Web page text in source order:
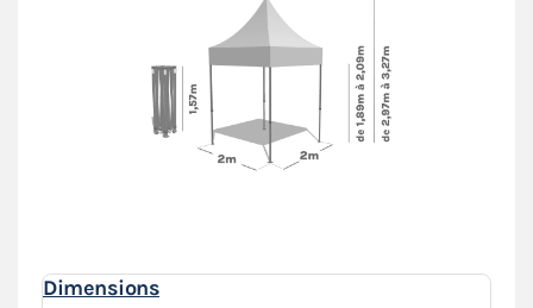
pour une meilleure tenue dans le temps.
Ce barnum pliant bénéficie d’unexcellent rapport
. Il vous suivra dans toutes vos
compétitions : auto, moto, kart, enduro, motocross…
Les stands racing paddocks'assemblent, se modulent
et s'adaptent à tous vos besoins
Dimensions